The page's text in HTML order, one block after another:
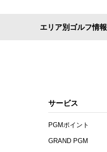
エリア別ゴルフ情報
サービス
PGMポイント
GRAND PGM